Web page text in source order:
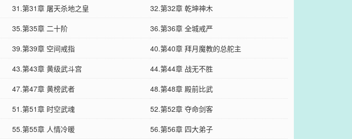
31.第31章 屠天杀地之皇
32.第32章 乾坤神木
35.第35章 二十阶
36.第36章 全城戒严
39.第39章 空间戒指
40.第40章 拜月魔教的总舵主
43.第43章 黄级武斗宫
44.第44章 战无不胜
47.第47章 黄榜武者
48.第48章 殿前比武
51.第51章 时空武魂
52.第52章 夺命剑客
55.第55章 人情冷暖
56.第56章 四大弟子